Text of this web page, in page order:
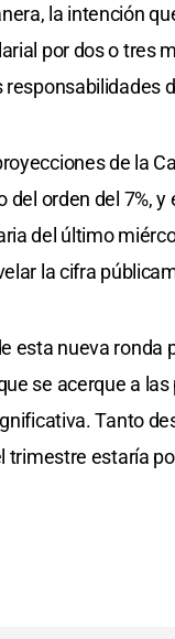
la intención
por dos o tres
responsabilidades
de la
del orden del 7%,
del último
la cifra
esta nueva ronda
se acerque a
Tanto
trimestre estaría